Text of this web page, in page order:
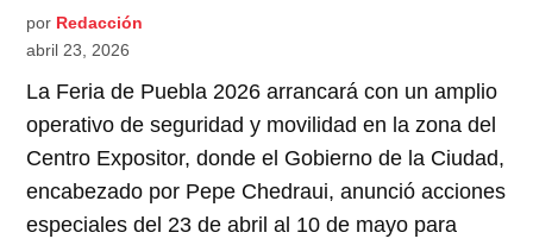
por Redacción
abril 23, 2026
La Feria de Puebla 2026 arrancará con un amplio
operativo de seguridad y movilidad en la zona del
Centro Expositor, donde el Gobierno de la Ciudad,
encabezado por Pepe Chedraui, anunció acciones
especiales del 23 de abril al 10 de mayo para